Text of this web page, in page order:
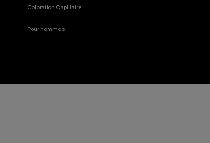
Coloration Capillaire
Pour hommes